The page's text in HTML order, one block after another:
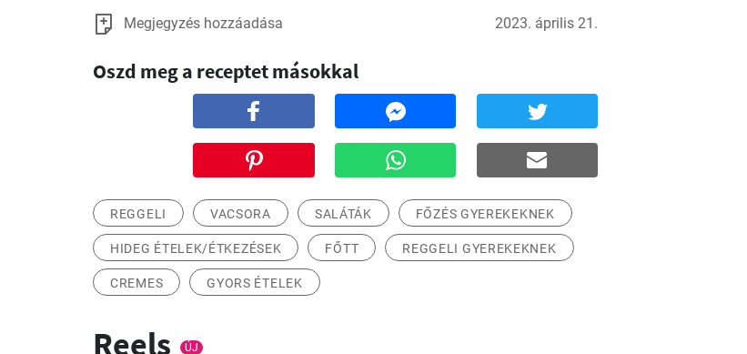
Megjegyzés hozzáadása 2023. április 21.
Oszd meg a receptet másokkal
REGGELI VACSORA SALÁTÁK FŐZÉS GYEREKEKNEK
HIDEG ÉTELEK/ÉTKEZÉSEK FŐTT REGGELI GYEREKEKNEK
CREMES GYORS ÉTELEK
Reels ÚJ